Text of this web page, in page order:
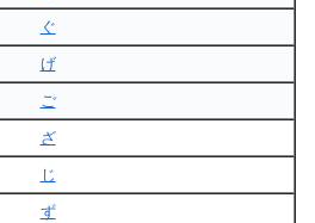
ぐ
げ
ご
ざ
じ
ず